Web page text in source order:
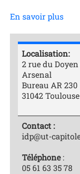
En savoir plus
Localisation:
2 rue du
Arsenal
Bureau AR 230
31042
Contact :
idp@ut-
Téléphone:
05 61 63 35 78